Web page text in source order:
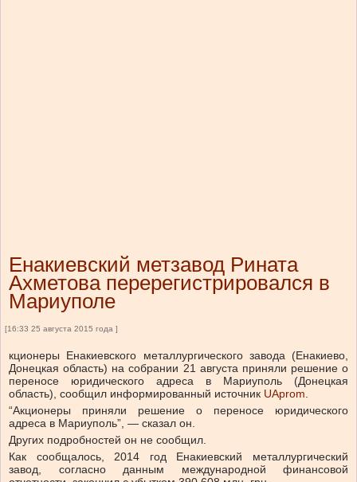
Енакиевский метзавод Рината
Ахметова перерегистрировался в
Мариуполе
[16:33 25 августа 2015 года ]
кционеры Енакиевского металлургического завода (Енакиево,
Донецкая область) на собрании 21 августа приняли решение о
переносе юридического адреса в Мариуполь (Донецкая
область), сообщил информированный источник UAprom.
“Акционеры приняли решение о переносе юридического
адреса в Мариуполь”, — сказал он.
Других подробностей он не сообщил.
Как сообщалось, 2014 год Енакиевский металлургический
завод, согласно данным международной финансовой